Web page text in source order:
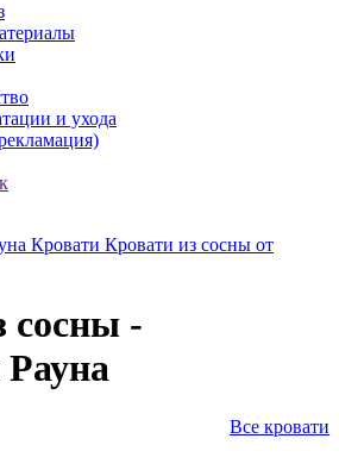
и ухода
Кровати Кровати из сосны от
сосны -
Все кровати